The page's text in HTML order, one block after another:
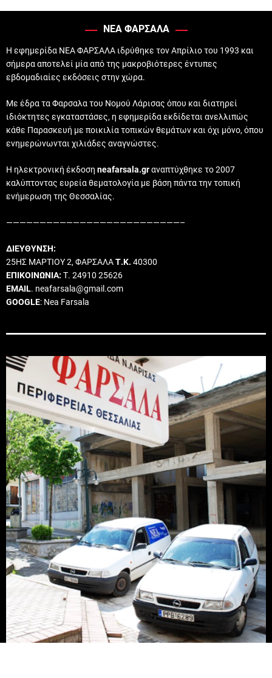
ΝΕΑ ΦΑΡΣΑΛΑ
Η εφημερίδα ΝΕΑ ΦΑΡΣΑΛΑ ιδρύθηκε τον Απρίλιο του 1993 και
σήμερα αποτελεί μία από της μακροβιότερες έντυπες
εβδομαδιαίες εκδόσεις στην χώρα.
Με έδρα τα Φαρσαλα του Νομού Λάρισας όπου και διατηρεί
ιδιόκτητες εγκαταστάσες, η εφημερίδα εκδίδεται ανελλιπώς
κάθε Παρασκευή με ποικιλία τοπικών θεμάτων και όχι μόνο, όπου
ενημερώνωνται χιλιάδες αναγνώστες.
Η ηλεκτρονική έκδοση neafarsala.grαναπτύχθηκε το 2007
καλύπτοντας ευρεία θεματολογία με βάση πάντα την τοπική
ενήμερωση της Θεσσαλίας.
——————————————————————————–
ΔΙΕΥΘΥΝΣΗ:
25ΗΣ ΜΑΡΤΙΟΥ 2, ΦΑΡΣΑΛΑΤ.Κ. 40300
ΕΠΙΚΟΙΝΩΝΙΑ: Τ. 24910 25626
EMAIL. neafarsala@gmail.com
GOOGLE: Nea Farsala